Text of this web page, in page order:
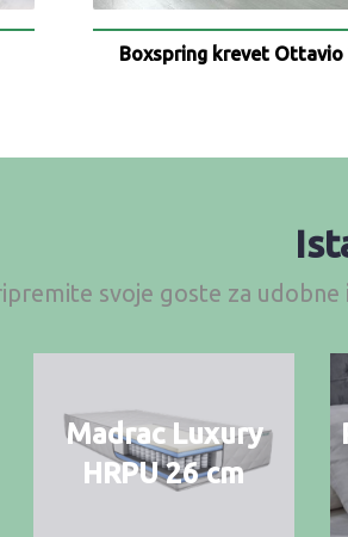
Boxspring krevet Ottavio
svoje goste za
Madrac Luxury
HRPU 26 cm